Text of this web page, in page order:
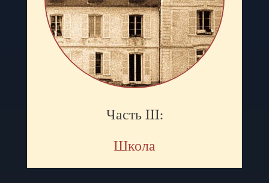
Часть III:
Школа